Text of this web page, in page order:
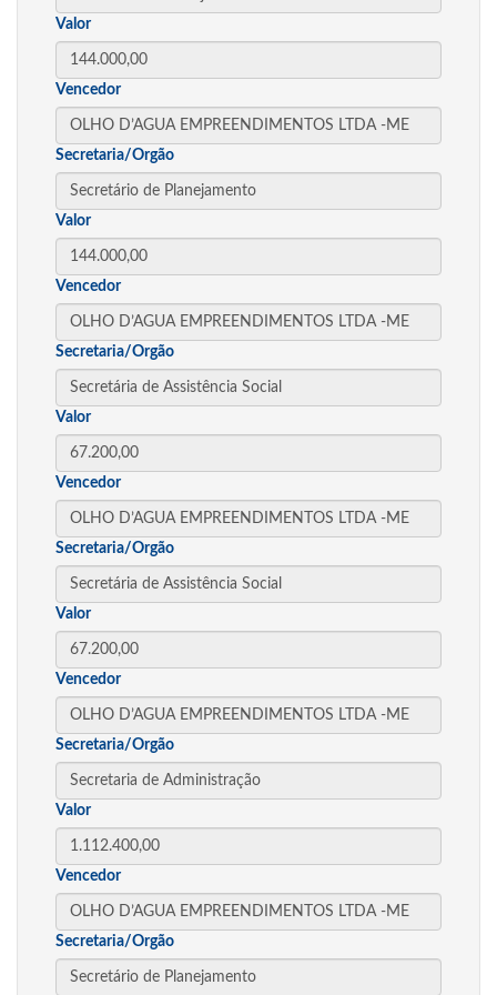
Valor
Vencedor
Secretaria/Orgão
Valor
Vencedor
Secretaria/Orgão
Valor
Vencedor
Secretaria/Orgão
Valor
Vencedor
Secretaria/Orgão
Valor
Vencedor
Secretaria/Orgão